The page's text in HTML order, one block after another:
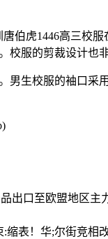
伯虎1446高三校
校服的剪裁设计也
男生校服的袖口
出口至欧盟地区主
:缩表！华;尔街竞相